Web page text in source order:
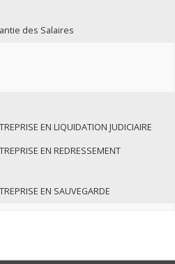
des Salaires
EN LIQUIDATION JUDICIAIRE
EN REDRESSEMENT
EN SAUVEGARDE